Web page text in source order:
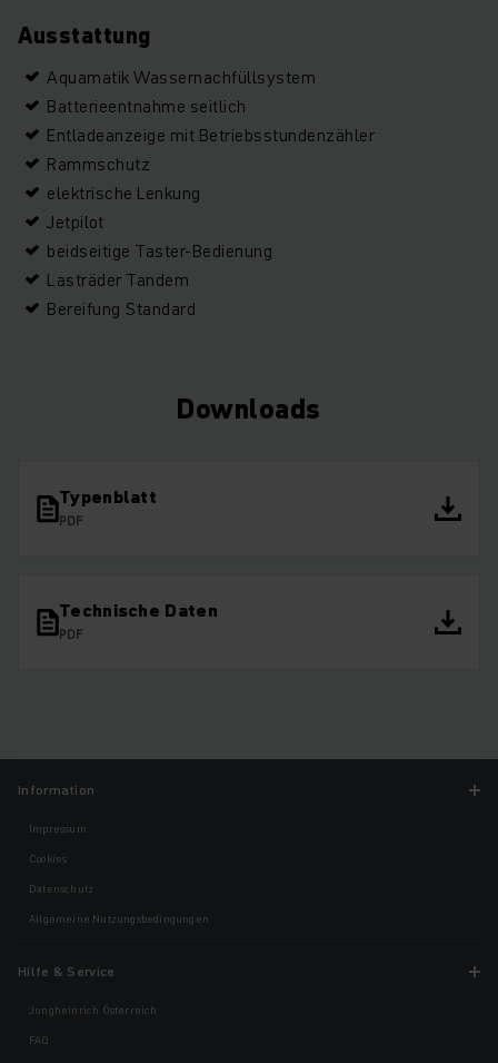
Ausstattung
Aquamatik Wassernachfüllsystem
Batterieentnahme seitlich
Entladeanzeige mit Betriebsstundenzähler
Rammschutz
elektrische Lenkung
Jetpilot
beidseitige Taster-Bedienung
Lasträder Tandem
Bereifung Standard
Downloads
Typenblatt
PDF
Technische Daten
PDF
Information
Impressum
Cookies
Datenschutz
Allgemeine Nutzungsbedingungen
Hilfe & Service
Jungheinrich Österreich
FAQ